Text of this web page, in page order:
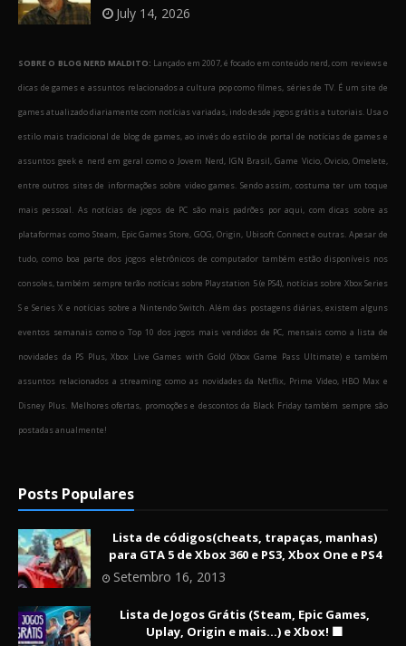
July 14, 2026
SOBRE O BLOG NERD MALDITO: Lançado em 2007, é focado em conteúdo nerd, com reviews e
dicas de games e assuntos relacionados a cultura pop como filmes, séries de TV. É um site de
games atualizado diariamente com notícias variadas, indo desde jogos grátis a tutoriais. Usa o
estilo mais tradicional de blog de games, ao invés do estilo de portal de notícias de games e
assuntos geek e nerd em geral como o Jovem Nerd, IGN Brasil, Game Vicio, Ovicio, Omelete,
entre outros sites de informações sobre video games. Sendo assim, costuma ter um toque
mais pessoal. As notícias de jogos de PC são mais padrões por aqui, com dicas sobre as
plataformas como Steam, Epic Games Store, GOG, Origin, Ubisoft Connect e outras. Apesar de
tudo, como boa parte dos jogos eletrônicos de computador também estão disponíveis nos
consoles, também sempre terão notícias sobre Playstation 5 (e PS4), notícias sobre Xbox Series
S e Series X e notícias sobre a Nintendo Switch. Além das postagens diárias, existem alguns
eventos semanais como o Top 10 dos jogos mais vendidos de PC, mensais como a lista de
novidades da PS Plus, Xbox Live Games with Gold (Xbox Game Pass Ultimate) e também
assuntos relacionados a streaming como as novidades da Netflix, Prime Video, HBO Max e
Disney Plus. Melhores ofertas, promoções e descontos da Black Friday também sempre são
postadas anualmente!
Posts Populares
Lista de códigos(cheats, trapaças, manhas)
para GTA 5 de Xbox 360 e PS3, Xbox One e PS4
Setembro 16, 2013
Lista de Jogos Grátis (Steam, Epic Games,
Uplay, Origin e mais...) e Xbox! 🟩